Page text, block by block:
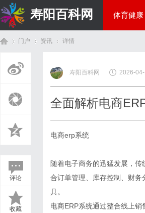
寿阳百科网 体育健康
门户 资讯
›
详情
评论
收藏
寿阳百科网 2026-
全面解析电商
电商erp系统
随着电子商务的迅猛发展，
合订单管理、库存控制、财
具。
电商ERP系统通过整合线上